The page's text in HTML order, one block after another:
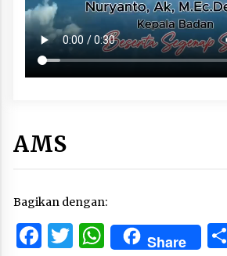
AMS
Bagikan dengan:
Facebook
Twitter
WhatsApp
Share